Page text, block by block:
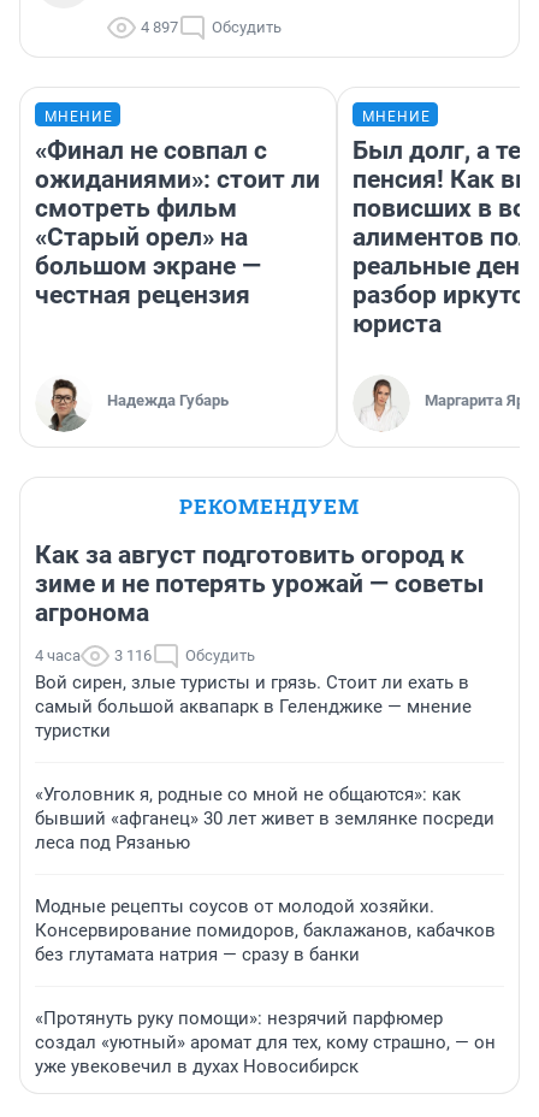
4 897 Обсудить
МНЕНИЕ
«Финал не совпал с
ожиданиями»: стоит ли
смотреть фильм
«Старый орел» на
большом экране —
честная рецензия
Надежда Губарь
МНЕНИЕ
Был долг, а
пенсия! Как
повисших в
алиментов
реальные
разбор
юриста
Маргарита
РЕКОМЕНДУЕМ
Как за август подготовить огород к
зиме и не потерять урожай — советы
агронома
4 часа 3 116 Обсудить
Вой сирен, злые туристы и грязь. Стоит ли ехать в
самый большой аквапарк в Геленджике — мнение
туристки
«Уголовник я, родные со мной не общаются»: как
бывший «афганец» 30 лет живет в землянке посреди
леса под Рязанью
Модные рецепты соусов от молодой хозяйки.
Консервирование помидоров, баклажанов, кабачков
без глутамата натрия — сразу в банки
«Протянуть руку помощи»: незрячий парфюмер
создал «уютный» аромат для тех, кому страшно, — он
уже увековечил в духах Новосибирск